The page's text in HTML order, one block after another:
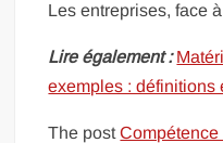
Les entreprises, face
Lire également :
exemples : définitions
The post